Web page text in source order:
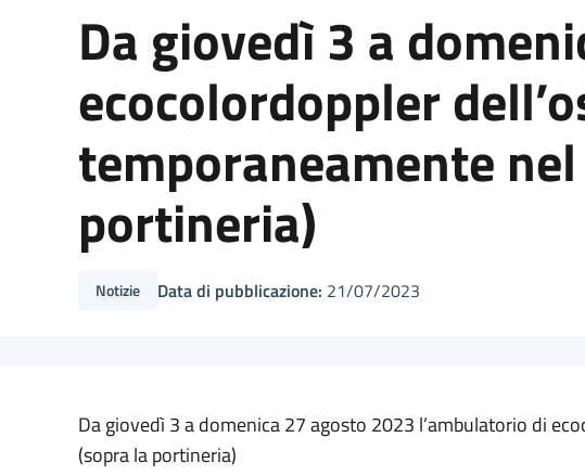
Da giovedì 3 a
ecocolordoppler
temporaneamente
portineria)
Notizie Data di pubblicazione: 21/07/2023
Da giovedì 3 a domenica 27 agosto 2023 l’ambulatorio di
(sopra la portineria)